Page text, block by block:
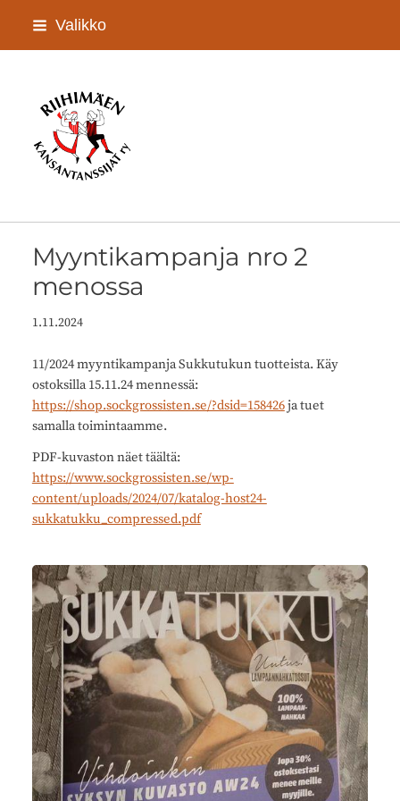
Siirry
Valikko
Riihimäen Kansantanssijat ry
Myyntikampanja nro 2
menossa
1.11.2024
11/2024 myyntikampanja Sukkutukun tuotteista. Käy
ostoksilla 15.11.24 mennessä:
https://shop.sockgrossisten.se/?dsid=158426ja tuet
samalla toimintaamme.
PDF-kuvaston näet täältä:
https://www.sockgrossisten.se/wp-
content/uploads/2024/07/katalog-host24-
sukkatukku_compressed.pdf